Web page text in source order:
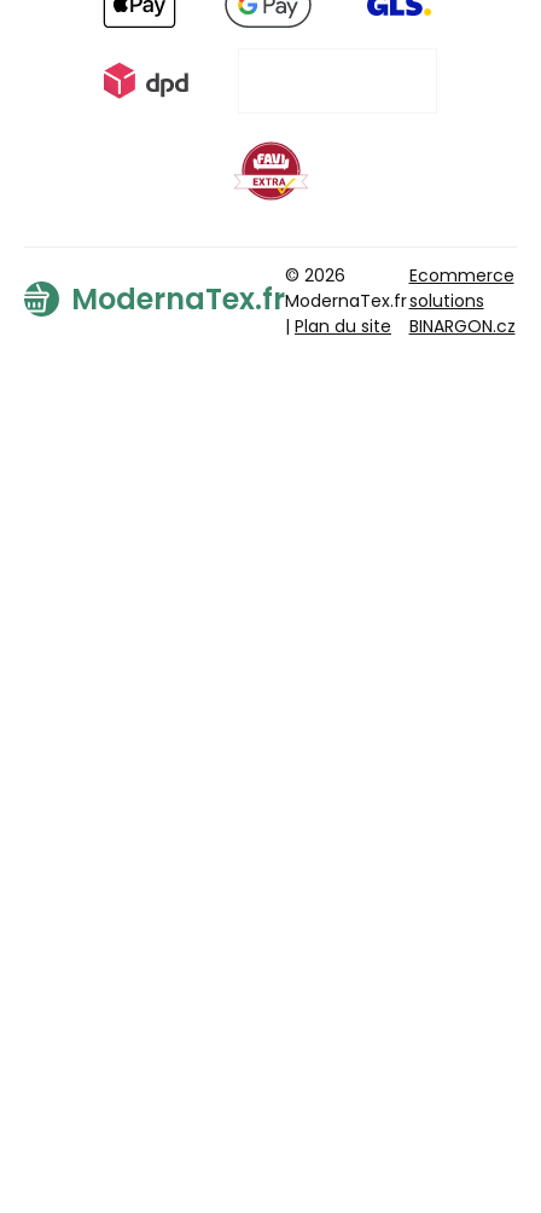
ModernaTex.fr
© 2026
ModernaTex.fr
| Plan du site
Ecommerce
solutions
BINARGON.cz